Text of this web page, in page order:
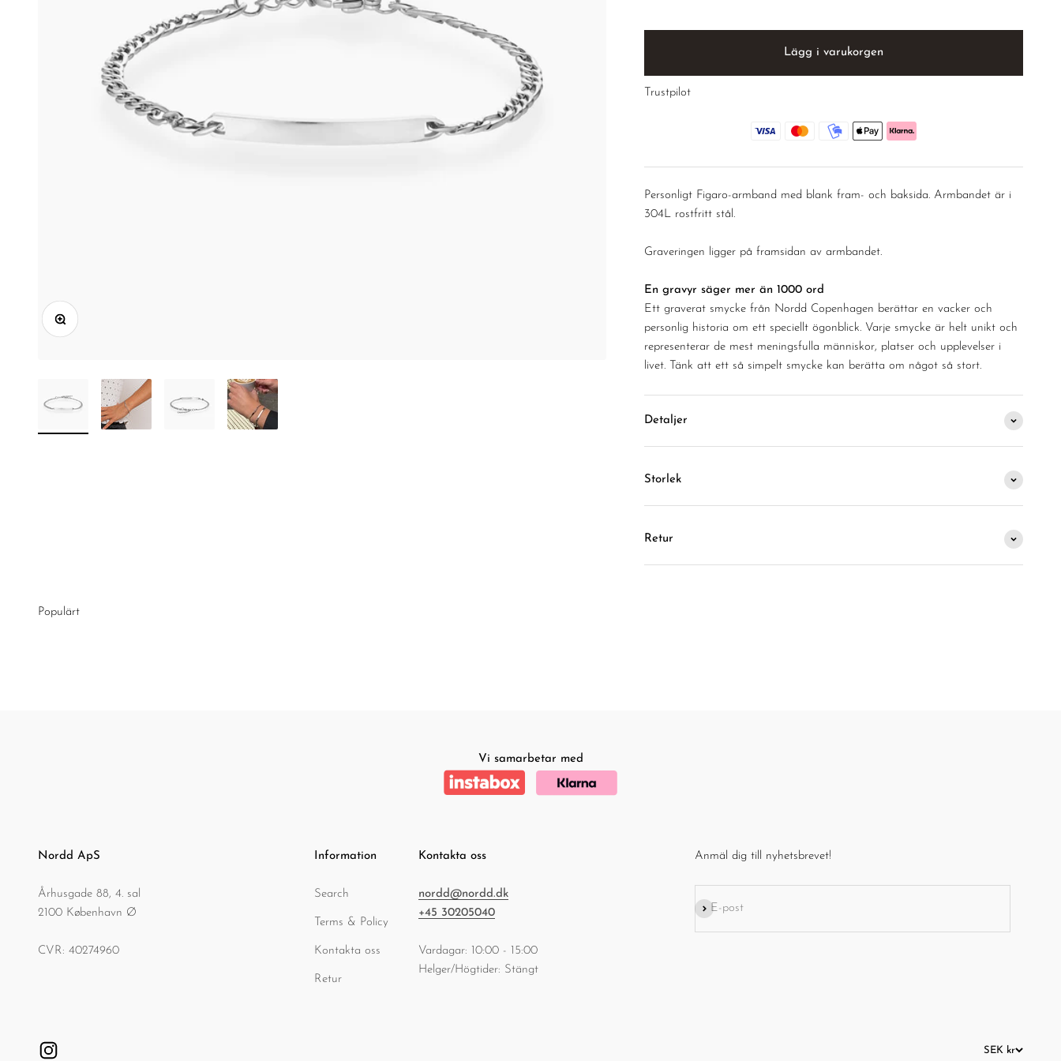
Zooma
Lägg i varukorgen
Trustpilot
Personligt Figaro-armband med blank fram- och baksida. Armbandet är i
304L rostfritt stål.
Graveringen ligger på framsidan av armbandet.
En gravyr säger mer än 1000 ord
Ett graverat smycke från Nordd Copenhagen berättar en vacker och
personlig historia om ett speciellt ögonblick. Varje smycke är helt unikt och
representerar de mest meningsfulla människor, platser och upplevelser i
livet. Tänk att ett så simpelt smycke kan berätta om något så stort.
Detaljer
Storlek
Retur
Populärt
Vi samarbetar med
Nordd ApS
Århusgade 88, 4. sal
2100 København Ø
CVR: 40274960
Information
Search
Terms & Policy
Kontakta oss
Retur
Kontakta oss
nordd@nordd.dk
+45 30205040
Vardagar: 10:00 - 15:00
Helger/Högtider: Stängt
Anmäl dig till nyhetsbrevet!
E-post
Prenumerera
SEK kr